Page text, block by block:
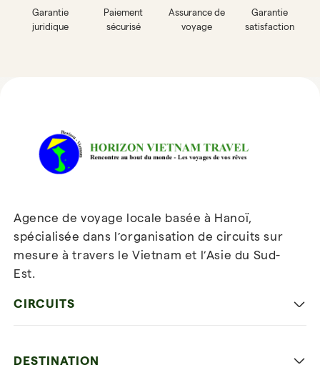
Garantie
juridique
Paiement
sécurisé
Assurance de
voyage
Garantie
satisfaction
Agence de voyage locale basée à Hanoï,
spécialisée dans l’organisation de circuits sur
mesure à travers le Vietnam et l’Asie du Sud-
Est.
CIRCUITS
DESTINATION